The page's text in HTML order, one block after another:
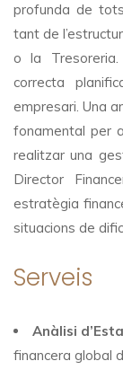
profunda de
tant de
o la
correcta
empresari. Una
fonamental per
realitzar una
Director
estratègia
situacions de
Serveis
Anàlisi
financera global